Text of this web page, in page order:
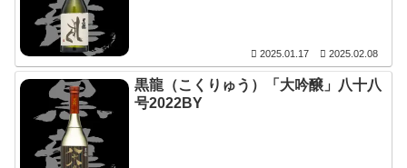
2025.01.17 2025.02.08
黒龍（こくりゅう）「大吟醸」八十八
号2022BY